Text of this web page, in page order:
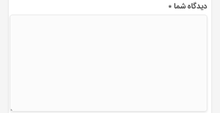
دیدگاه شما*